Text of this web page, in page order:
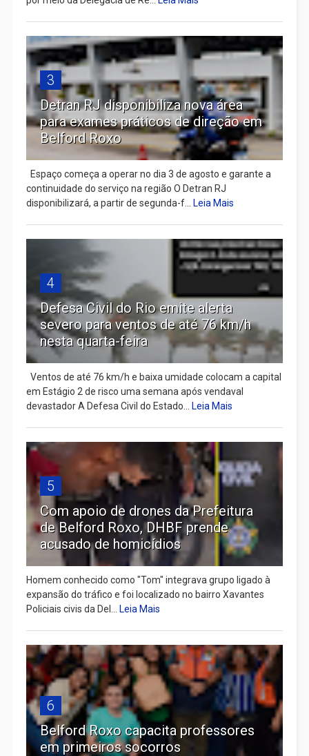
3
Detran RJ disponibiliza nova área
para exames práticos de direção em
Belford Roxo
Espaço começa a operar no dia 3 de agosto e garante a
continuidade do serviço na região O Detran RJ
disponibilizará, a partir de segunda-f... Leia Mais
4
Defesa Civil do Rio emite alerta
severo para ventos de até 76 km/h
nesta quarta-feira
Ventos de até 76 km/h e baixa umidade colocam a capital
em Estágio 2 de risco uma semana após vendaval
devastador A Defesa Civil do Estado... Leia Mais
5
Com apoio de drones da Prefeitura
de Belford Roxo, DHBF prende
acusado de homicídios
Homem conhecido como "Tom" integrava grupo ligado à
expansão do tráfico e foi localizado no bairro Xavantes
Policiais civis da Del... Leia Mais
6
Belford Roxo capacita professores
em primeiros socorros